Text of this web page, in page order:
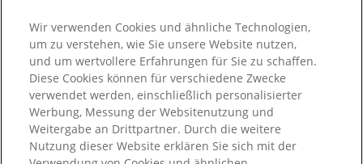
Netherlands - Nederland
Poland - Polska
România
Serbian (Serbia)
Slovensko
Slovenija
Switzerland (Schweiz)
Wir verwenden Cookies und ähnliche Technologien,
um zu verstehen, wie Sie unsere Website nutzen,
und um wertvollere Erfahrungen für Sie zu schaffen.
Diese Cookies können für verschiedene Zwecke
verwendet werden, einschließlich personalisierter
Werbung, Messung der Websitenutzung und
Weitergabe an Drittpartner. Durch die weitere
Nutzung dieser Website erklären Sie sich mit der